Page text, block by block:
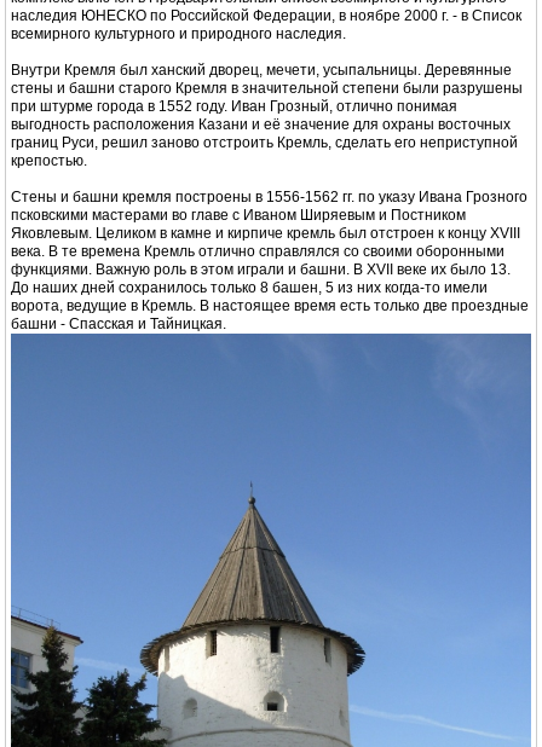
наследия ЮНЕСКО по Российской Федерации, в ноябре 2000 г. - в Список
всемирного культурного и природного наследия.
Внутри Кремля был ханский дворец, мечети, усыпальницы. Деревянные
стены и башни старого Кремля в значительной степени были разрушены
при штурме города в 1552 году. Иван Грозный, отлично понимая
выгодность расположения Казани и её значение для охраны восточных
границ Руси, решил заново отстроить Кремль, сделать его неприступной
крепостью.
Стены и башни кремля построены в 1556-1562 гг. по указу Ивана Грозного
псковскими мастерами во главе с Иваном Ширяевым и Постником
Яковлевым. Целиком в камне и кирпиче кремль был отстроен к концу XVIII
века. В те времена Кремль отлично справлялся со своими оборонными
функциями. Важную роль в этом играли и башни. В XVII веке их было 13.
До наших дней сохранилось только 8 башен, 5 из них когда-то имели
ворота, ведущие в Кремль. В настоящее время есть только две проездные
башни - Спасская и Тайницкая.